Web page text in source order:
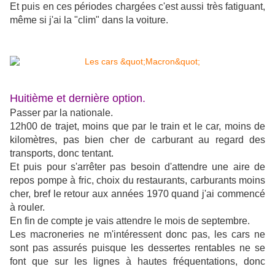
Et puis en ces périodes chargées c'est aussi très fatiguant,
même si j'ai la "clim" dans la voiture.
Huitième et dernière option.
Passer par la nationale.
12h00 de trajet, moins que par le train et le car, moins de
kilomètres, pas bien cher de carburant au regard des
transports, donc tentant.
Et puis pour s'arrêter pas besoin d'attendre une aire de
repos pompe à fric, choix du restaurants, carburants moins
cher, bref le retour aux années 1970 quand j'ai commencé
à rouler.
En fin de compte je vais attendre le mois de septembre.
Les macroneries ne m'intéressent donc pas, les cars ne
sont pas assurés puisque les dessertes rentables ne se
font que sur les lignes à hautes fréquentations, donc